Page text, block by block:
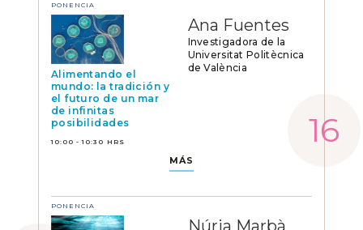
PONENCIA
Alimentando el
mundo: la tradición y
el futuro de un mar
de infinitas
posibilidades
10:00 - 10:30 HRS
Ana Fuentes
Investigadora de la
Universitat Politècnica
de València
MÁS
PONENCIA
Núria Marbà